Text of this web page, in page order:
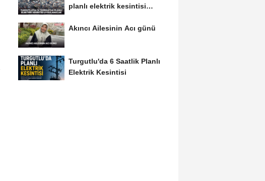
planlı elektrik kesintisi
Akıncı Ailesinin Acı günü
Turgutlu'da 6 Saatlik Planlı
Elektrik Kesintisi